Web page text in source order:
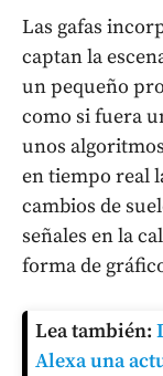
Las gafas
captan la
un pequeño
como si fuera
unos
en tiempo real
cambios de
señales en la
forma de
Lea también:
Alexa una